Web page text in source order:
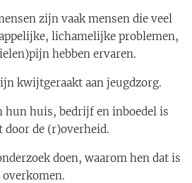
zijn vaak mensen die veel
lichamelijke problemen,
hebben ervaren.
kwijtgeraakt aan jeugdzorg.
hun huis, bedrijf en inboedel is
door de (r)overheid.
doen, waarom hen dat is
overkomen.